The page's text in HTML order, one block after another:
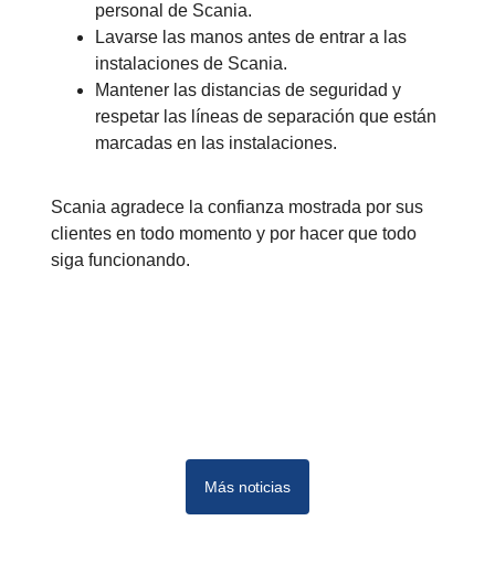
personal de Scania.
Lavarse las manos antes de entrar a las
instalaciones de Scania.
Mantener las distancias de seguridad y
respetar las líneas de separación que están
marcadas en las instalaciones.
Scania agradece la confianza mostrada por sus
clientes en todo momento y por hacer que todo
siga funcionando.
Más noticias